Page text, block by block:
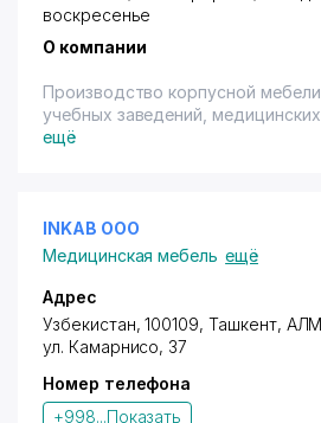
воскресенье
О компании
Производство корпусной
учебных заведений,
учереждений.
ещё
INKAB ООО
Медицинская мебель ещё
Адрес
Узбекистан, 100109, Ташкент,
ул. Камарнисо, 37
Номер телефона
+998...Показать